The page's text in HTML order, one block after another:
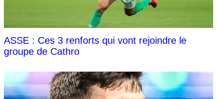
ASSE : Ces 3 renforts qui vont rejoindre le
groupe de Cathro